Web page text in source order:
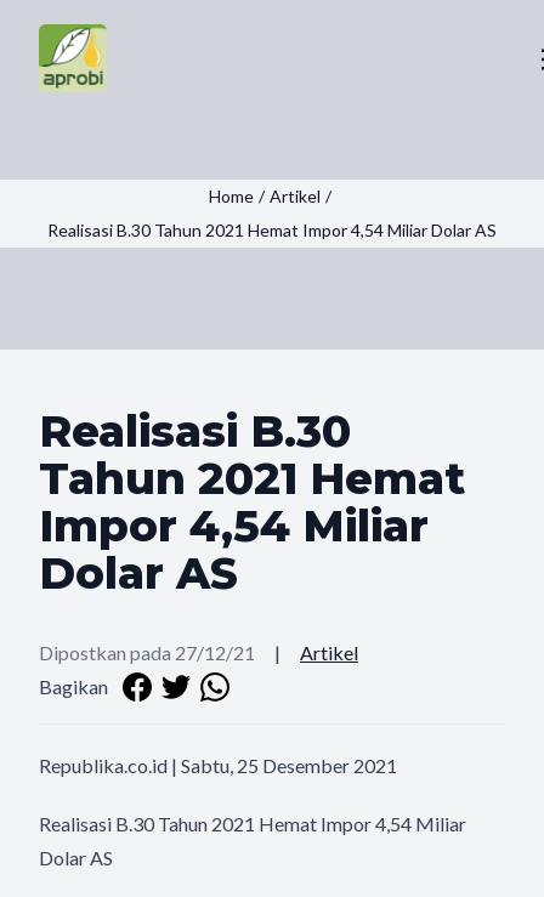
Home / Artikel /
Realisasi B.30 Tahun 2021 Hemat Impor 4,54 Miliar Dolar AS
Realisasi B.30
Tahun 2021 Hemat
Impor 4,54 Miliar
Dolar AS
Dipostkan pada 27/12/21 |
Artikel
Bagikan
Republika.co.id | Sabtu, 25 Desember 2021
Realisasi B.30 Tahun 2021 Hemat Impor 4,54 Miliar
Dolar AS